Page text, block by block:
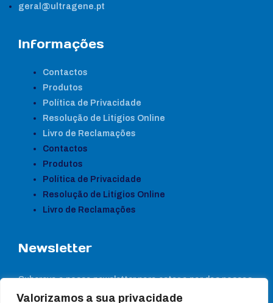
Valorizamos a sua privacidade
geral@ultragene.pt
Informações
Contactos
Produtos
Política de Privacidade
Resolução de Litígios Online
Livro de Reclamações
Contactos
Produtos
Política de Privacidade
Resolução de Litígios Online
Livro de Reclamações
Newsletter
Subcreva a nossa newsletter para estar a par das nossas
notícias